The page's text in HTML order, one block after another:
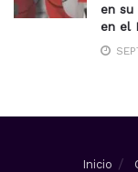
en su
en el
Inicio